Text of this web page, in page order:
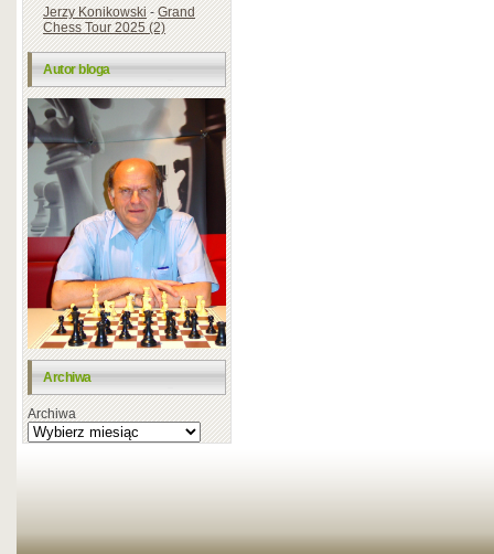
Jerzy Konikowski-Grand
Chess Tour 2025 (2)
Autor bloga
Archiwa
Archiwa